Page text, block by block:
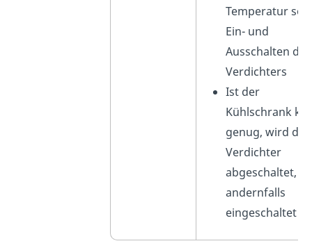
Temperatur
Ein- und
Ausschalten des
Verdichters
Ist der
Kühlschrank
genug, wird der
Verdichter
abgeschaltet,
andernfalls
eingeschaltet